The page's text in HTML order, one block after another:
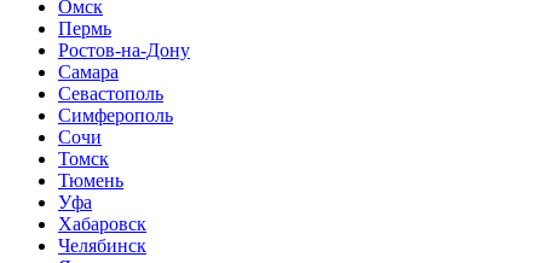
Омск
Пермь
Ростов-на-Дону
Самара
Севастополь
Симферополь
Сочи
Томск
Тюмень
Уфа
Хабаровск
Челябинск